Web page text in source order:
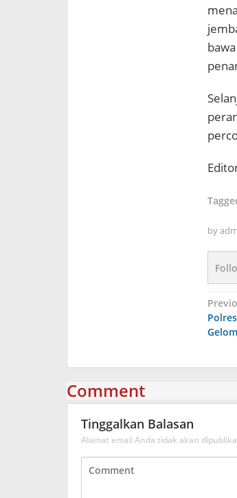
by
pos
Comment
Tinggalkan Balasan
Alamat email Anda tidak akan